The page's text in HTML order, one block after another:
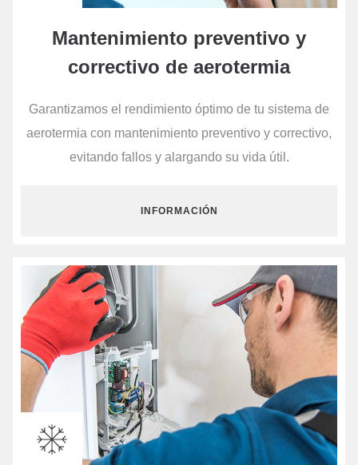
Mantenimiento preventivo y
correctivo de aerotermia
Garantizamos el rendimiento óptimo de tu sistema de
aerotermia con mantenimiento preventivo y correctivo,
evitando fallos y alargando su vida útil.
INFORMACIÓN